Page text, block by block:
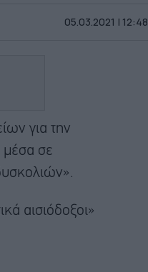
05.03.2021 | 12:48
για την
μέσα σε
αισιόδοξοι»